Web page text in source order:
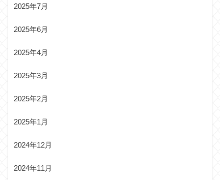
2025年7月
2025年6月
2025年4月
2025年3月
2025年2月
2025年1月
2024年12月
2024年11月